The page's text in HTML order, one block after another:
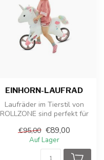
EINHORN-LAUFRAD
Laufräder im Tierstil von
ROLLZONE sind perfekt für
I...
€95,00 €89,00
Auf Lager